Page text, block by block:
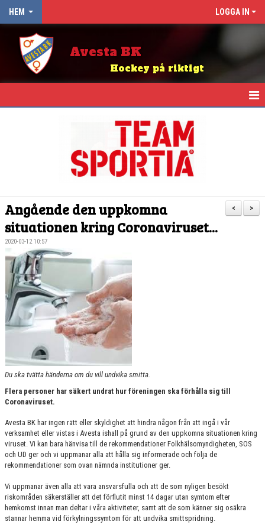
HEM LOGGA IN
Avesta BK
Hockey på riktigt
ABK BINGO
BILDGALLERI
DOKUMENT
LIVESTREAMA AVESTA BKS MATCHER
BEMANNING A-LAGET SÄSONGEN 25/26
TEAM SPORTIA WEBSHOP FÖR ABK
KÖP OCH SÄLJ
ABK SPONSORGOLF
>
<
Angående den uppkomna
situationen kring Coronaviruset...
2020-03-12 10:57
Du ska tvätta händerna om du vill undvika smitta.
Flera personer har säkert undrat hur föreningen ska förhålla sig till
Coronaviruset.
Avesta BK har ingen rätt eller skyldighet att hindra någon från att ingå i vår
verksamhet eller vistas i Avesta ishall på grund av den uppkomna situationen kring
viruset. Vi kan bara hänvisa till de rekommendationer Folkhälsomyndigheten, SOS
och UD ger och vi uppmanar alla att hålla sig informerade och följa de
rekommendationer som ovan nämnda institutioner ger.
Vi uppmanar även alla att vara ansvarsfulla och att de som nyligen besökt
riskområden säkerställer att det förflutit minst 14 dagar utan symtom efter
hemkomst innan man deltar i våra aktiviteter, samt att de som känner sig osäkra
stannar hemma vid förkylningssymtom för att undvika smittspridning.